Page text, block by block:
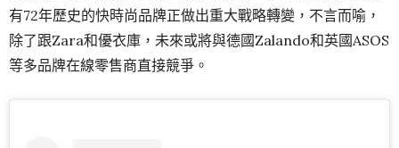
有72年歷史的快時尚品牌正做出重大戰略轉變，不言而喻，
除了跟Zara和優衣庫，未來或將與德國Zalando和英國ASOS
等多品牌在線零售商直接競爭。